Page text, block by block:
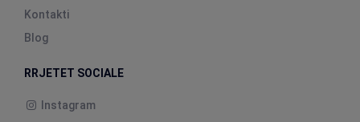
Kontakti
Blog
RRJETET SOCIALE
Instagram